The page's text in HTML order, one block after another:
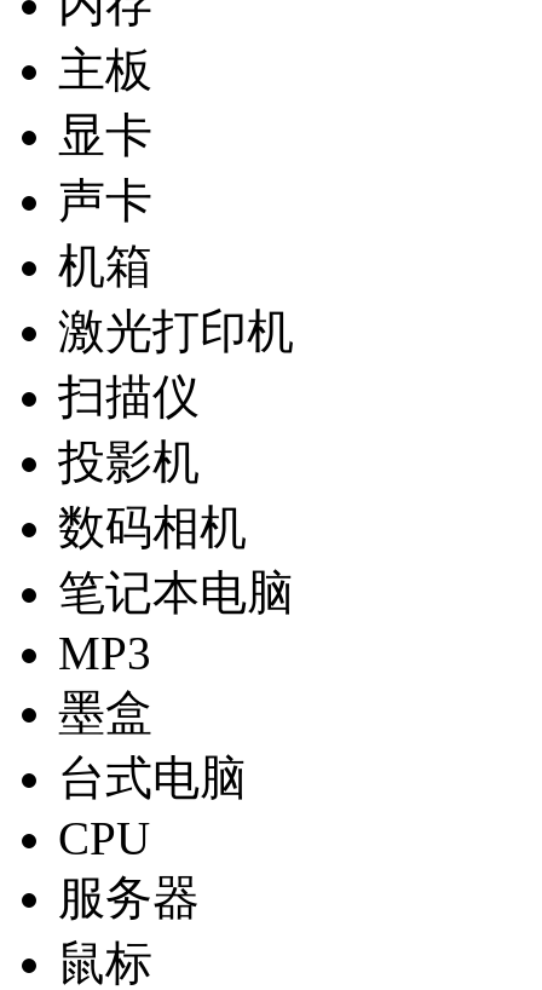
主板
显卡
声卡
机箱
激光打印机
扫描仪
投影机
数码相机
笔记本电脑
MP3
墨盒
台式电脑
CPU
服务器
鼠标